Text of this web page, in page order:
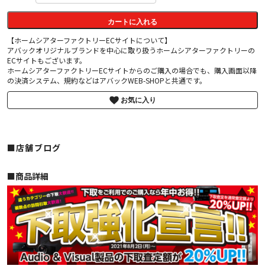
カートに入れる
【ホームシアターファクトリーECサイトについて】
アバックオリジナルブランドを中心に取り扱うホームシアターファクトリーの
ECサイトもございます。
ホームシアターファクトリーECサイトからのご購入の場合でも、購入画面以降
の決済システム、規約などはアバックWEB-SHOPと共通です。
お気に入り
■店舗ブログ
■︎商品詳細